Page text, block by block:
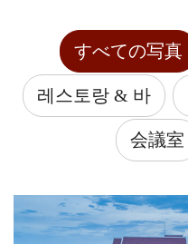
すべての写真
레스토랑 & 바
会議室